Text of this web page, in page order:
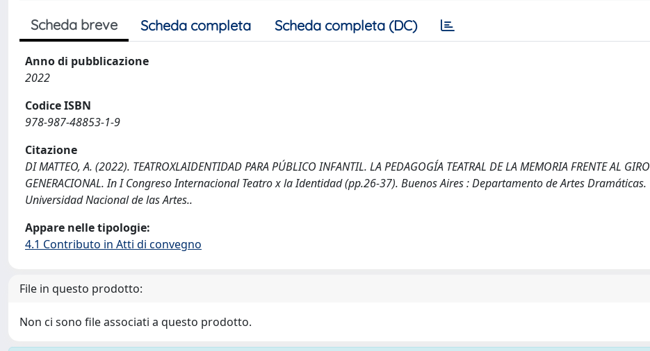
Scheda breve Scheda completa Scheda completa (DC)
Anno di pubblicazione
2022
Codice ISBN
978-987-48853-1-9
Citazione
DI MATTEO, A. (2022). TEATROXLAIDENTIDAD PARA PÚBLICO INFANTIL. LA PEDAGOGÍA TEATRAL DE LA MEMORIA FRENTE AL GIRO
GENERACIONAL. In I Congreso Internacional Teatro x la Identidad (pp.26-37). Buenos Aires : Departamento de Artes Dramáticas.
Universidad Nacional de las Artes..
Appare nelle tipologie:
4.1 Contributo in Atti di convegno
File in questo prodotto:
Non ci sono file associati a questo prodotto.